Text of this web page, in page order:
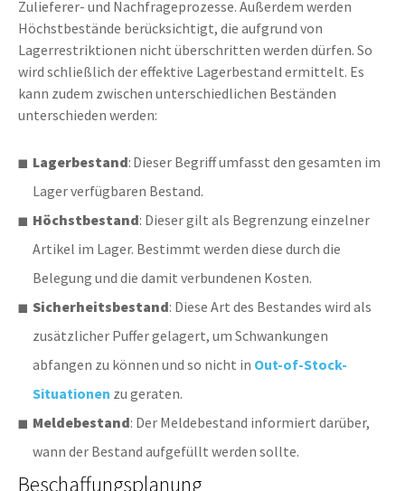
Zulieferer- und Nachfrageprozesse. Außerdem werden
Höchstbestände berücksichtigt, die aufgrund von
Lagerrestriktionen nicht überschritten werden dürfen. So
wird schließlich der effektive Lagerbestand ermittelt. Es
kann zudem zwischen unterschiedlichen Beständen
unterschieden werden:
Lagerbestand: Dieser Begriff umfasst den gesamten im
Lager verfügbaren Bestand.
Höchstbestand: Dieser gilt als Begrenzung einzelner
Artikel im Lager. Bestimmt werden diese durch die
Belegung und die damit verbundenen Kosten.
Sicherheitsbestand: Diese Art des Bestandes wird als
zusätzlicher Puffer gelagert, um Schwankungen
abfangen zu können und so nicht in Out-of-Stock-
Situationen zu geraten.
Meldebestand: Der Meldebestand informiert darüber,
wann der Bestand aufgefüllt werden sollte.
Beschaffungsplanung